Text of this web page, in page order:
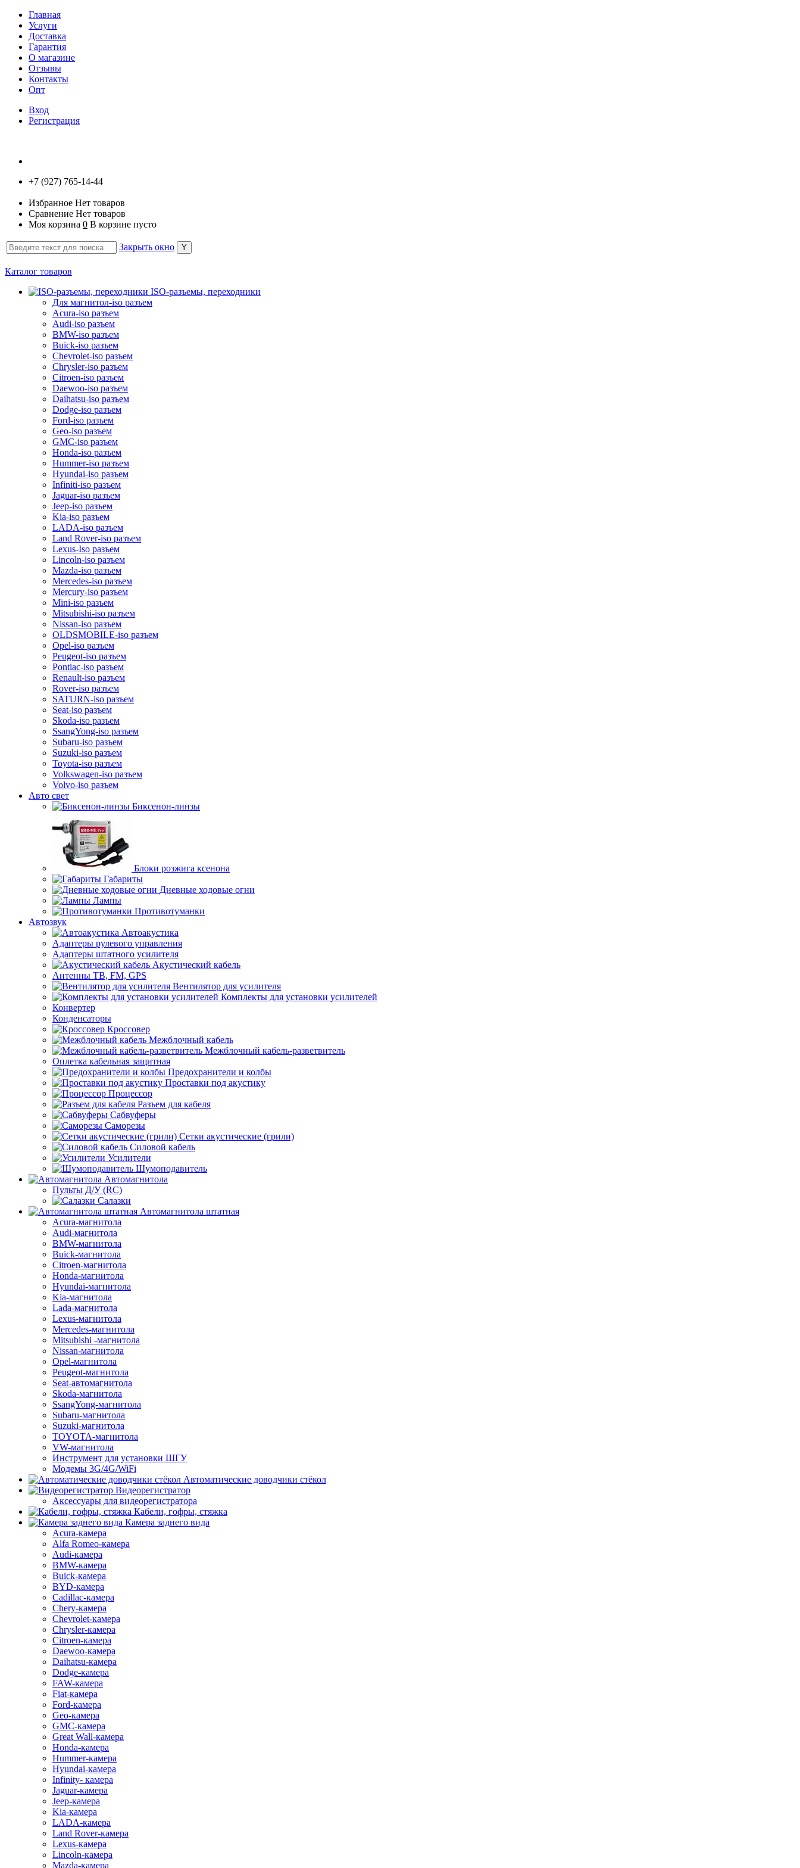
Главная
Услуги
Доставка
Гарантия
О магазине
Отзывы
Контакты
Опт
Вход
Регистрация
+7 (927) 765-14-44
Избранное Нет товаров
Сравнение Нет товаров
Моя корзина 0 В корзине пусто
Закрыть окно
Каталог товаров
ISO-разъемы, переходники
Для магнитол-iso разъем
Acura-iso разъем
Audi-iso разъем
BMW-iso разъем
Buick-iso разъем
Chevrolet-iso разъем
Chrysler-iso разъем
Citroen-iso разъем
Daewoo-iso разъем
Daihatsu-iso разъем
Dodge-iso разъем
Ford-iso разъем
Geo-iso разъем
GMC-iso разъем
Honda-iso разъем
Hummer-iso разъем
Hyundai-iso разъем
Infiniti-iso разъем
Jaguar-iso разъем
Jeep-iso разъем
Kia-iso разъем
LADA-iso разъем
Land Rover-iso разъем
Lexus-Iso разъем
Lincoln-iso разъем
Mazda-iso разъем
Mercedes-iso разъем
Mercury-iso разъем
Mini-iso разъем
Mitsubishi-iso разъем
Nissan-iso разъем
OLDSMOBILE-iso разъем
Opel-iso разъем
Peugeot-iso разъем
Pontiac-iso разъем
Renault-iso разъем
Rover-iso разъем
SATURN-iso разъем
Seat-iso разъем
Skoda-iso разъем
SsangYong-iso разъем
Subaru-iso разъем
Suzuki-iso разъем
Toyota-iso разъем
Volkswagen-iso разъем
Volvo-iso разъем
Авто свет
Биксенон-линзы
Блоки розжига ксенона
Габариты
Дневные ходовые огни
Лампы
Противотуманки
Автозвук
Автоакустика
Адаптеры рулевого управления
Адаптеры штатного усилителя
Акустический кабель
Антенны ТВ, FM, GPS
Вентилятор для усилителя
Комплекты для установки усилителей
Конвертер
Конденсаторы
Кроссовер
Межблочный кабель
Межблочный кабель-разветвитель
Оплетка кабельная защитная
Предохранители и колбы
Проставки под акустику
Процессор
Разъем для кабеля
Сабвуферы
Саморезы
Сетки акустические (грили)
Силовой кабель
Усилители
Шумоподавитель
Автомагнитола
Пульты Д/У (RC)
Салазки
Автомагнитола штатная
Acura-магнитола
Audi-магнитола
BMW-магнитола
Buick-магнитола
Citroen-магнитола
Honda-магнитола
Hyundai-магнитола
Kia-магнитола
Lada-магнитола
Lexus-магнитола
Mercedes-магнитола
Mitsubishi -магнитола
Nissan-магнитола
Opel-магнитола
Peugeot-магнитола
Seat-автомагнитола
Skoda-магнитола
SsangYong-магнитола
Subaru-магнитола
Suzuki-магнитола
TOYOTA-магнитола
VW-магнитола
Инструмент для установки ШГУ
Модемы 3G/4G/WiFi
Автоматические доводчики стёкол
Видеорегистратор
Аксессуары для видеорегистратора
Кабели, гофры, стяжка
Камера заднего вида
Acura-камера
Alfa Romeo-камера
Audi-камера
BMW-камера
Buick-камера
BYD-камера
Cadillac-камера
Chery-камера
Chevrolet-камера
Chrysler-камера
Citroen-камера
Daewoo-камера
Daihatsu-камера
Dodge-камера
FAW-камера
Fiat-камера
Ford-камера
Geo-камера
GMC-камера
Great Wall-камера
Honda-камера
Hummer-камера
Hyundai-камера
Infinity- камера
Jaguar-камера
Jeep-камера
Kia-камера
LADA-камера
Land Rover-камера
Lexus-камера
Lincoln-камера
Mazda-камера